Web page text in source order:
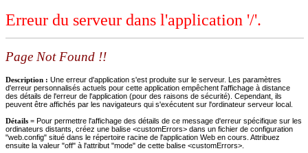
Erreur du serveur dans l'application '/'.
Page Not Found !!
Description : Une erreur d'application s'est produite sur le serveur. Les paramètres
d'erreur personnalisés actuels pour cette application empêchent l'affichage à distance
des détails de l'erreur de l'application (pour des raisons de sécurité). Cependant, ils
peuvent être affichés par les navigateurs qui s'exécutent sur l'ordinateur serveur local.
Détails = Pour permettre l'affichage des détails de ce message d'erreur spécifique sur les
ordinateurs distants, créez une balise <customErrors> dans un fichier de configuration
"web.config" situé dans le répertoire racine de l'application Web en cours. Attribuez
ensuite la valeur "off" à l'attribut "mode" de cette balise <customErrors>.